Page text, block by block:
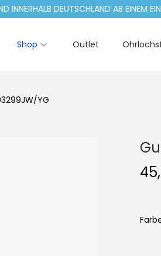
DEUTSCHLAND AB EINEM
Shop Outlet
YG